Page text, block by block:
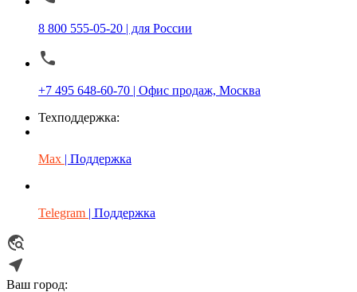
8 800 555-05-20 | для России
+7 495 648-60-70 | Офис продаж, Москва
Техподдержка:
Max | Поддержка
Telegram | Поддержка
Ваш город: